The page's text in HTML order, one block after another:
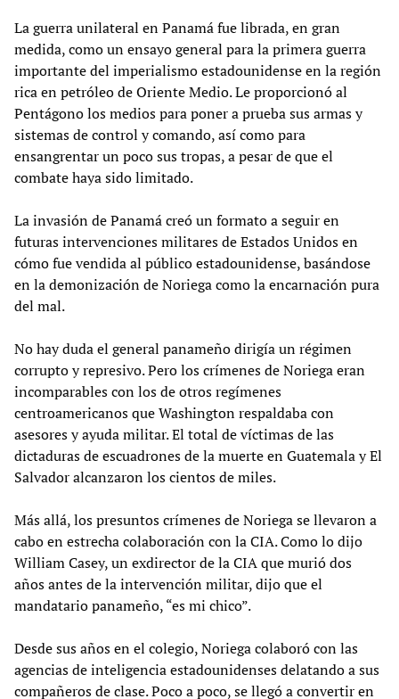
La guerra unilateral en Panamá fue librada, en gran
medida, como un ensayo general para la primera guerra
importante del imperialismo estadounidense en la región
rica en petróleo de Oriente Medio. Le proporcionó al
Pentágono los medios para poner a prueba sus armas y
sistemas de control y comando, así como para
ensangrentar un poco sus tropas, a pesar de que el
combate haya sido limitado.
La invasión de Panamá creó un formato a seguir en
futuras intervenciones militares de Estados Unidos en
cómo fue vendida al público estadounidense, basándose
en la demonización de Noriega como la encarnación pura
del mal.
No hay duda el general panameño dirigía un régimen
corrupto y represivo. Pero los crímenes de Noriega eran
incomparables con los de otros regímenes
centroamericanos que Washington respaldaba con
asesores y ayuda militar. El total de víctimas de las
dictaduras de escuadrones de la muerte en Guatemala y El
Salvador alcanzaron los cientos de miles.
Más allá, los presuntos crímenes de Noriega se llevaron a
cabo en estrecha colaboración con la CIA. Como lo dijo
William Casey, un exdirector de la CIA que murió dos
años antes de la intervención militar, dijo que el
mandatario panameño, “es mi chico”.
Desde sus años en el colegio, Noriega colaboró con las
agencias de inteligencia estadounidenses delatando a sus
compañeros de clase. Poco a poco, se llegó a convertir en